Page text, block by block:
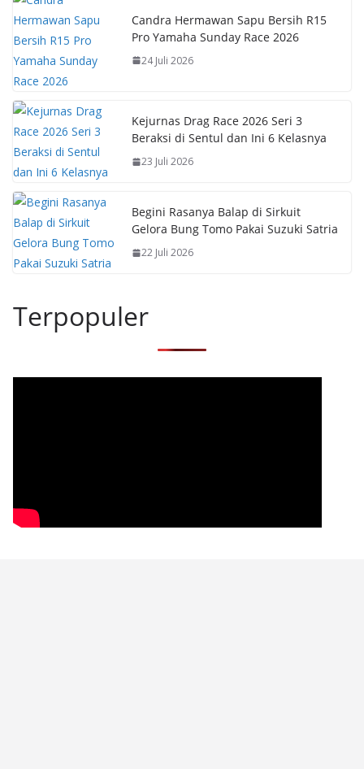
Candra Hermawan Sapu Bersih R15
Pro Yamaha Sunday Race 2026
24 Juli 2026
Kejurnas Drag Race 2026 Seri 3
Beraksi di Sentul dan Ini 6 Kelasnya
23 Juli 2026
Begini Rasanya Balap di Sirkuit
Gelora Bung Tomo Pakai Suzuki Satria
22 Juli 2026
Terpopuler